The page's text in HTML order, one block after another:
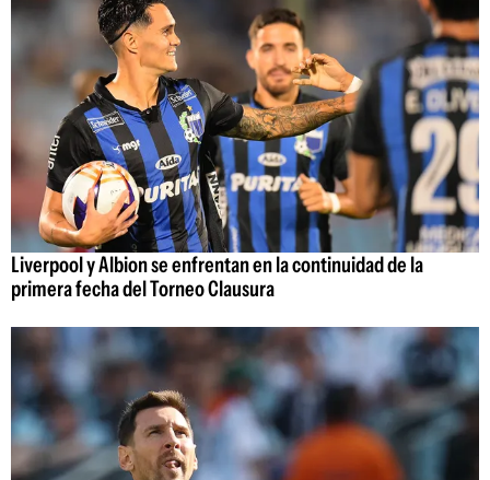
Liverpool y Albion se enfrentan en la continuidad de la
primera fecha del Torneo Clausura